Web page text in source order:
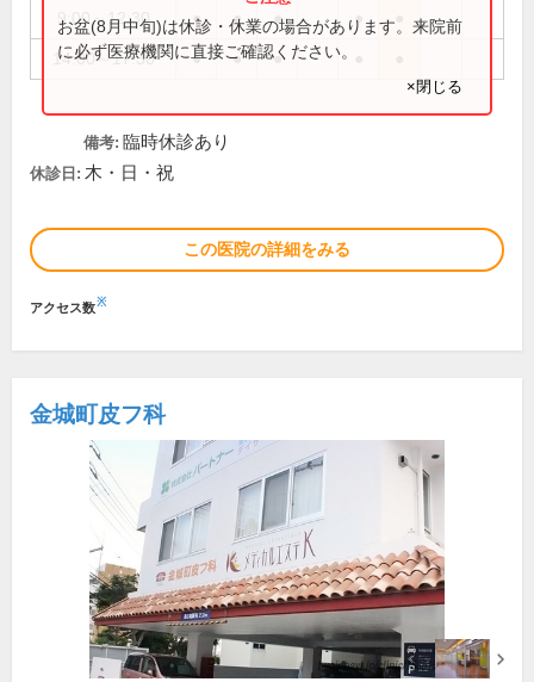
9:00～12:30 ● ● ● ●
14:00～17:30 ● ● ●
お盆(8月中旬)は休診・休業の場合があります。来院前
に必ず医療機関に直接ご確認ください。
×閉じる
備考: 臨時休診あり
休診日: 木・日・祝
この医院の詳細をみる
アクセス数※
金城町皮フ科